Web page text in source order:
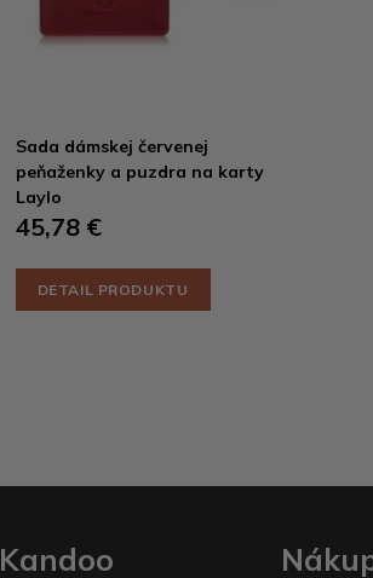
Sada dámskej červenej
peňaženky a puzdra na karty
Laylo
45,78 €
DETAIL PRODUKTU
Kandoo